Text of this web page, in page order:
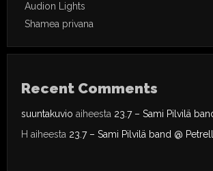
Audion Lights
Shamea privana
Recent Comments
suuntakuvio aiheesta 23.7 – Sami Pilvilä
H aiheesta 23.7 – Sami Pilvilä band @